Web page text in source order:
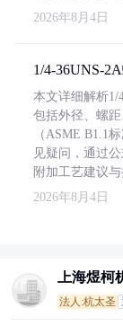
2026年8月4日
1/4-36UNS-
本文详细解析1/
包括外径、螺
（ASME B1.1
见疑问，通过
附加工艺建议与
2026年8月4日
上海煜柯
法人:杭太圣